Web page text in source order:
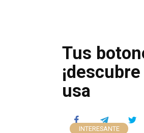
Tus
usa
INTERESANTE